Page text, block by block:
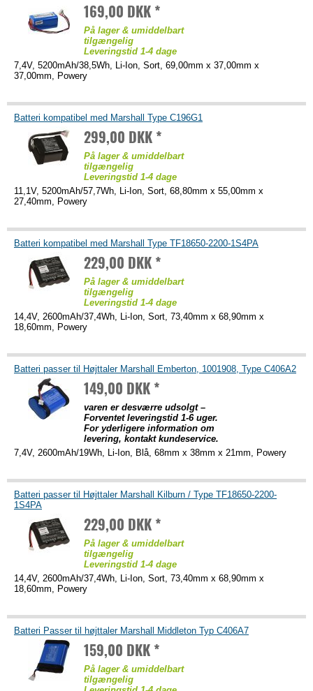
169,00 DKK *
På lager & umiddelbart
tilgængelig
Leveringstid 1-4 dage
7,4V, 5200mAh/38,5Wh, Li-Ion, Sort, 69,00mm x 37,00mm x
37,00mm, Powery
Batteri kompatibel med Marshall Type C196G1
299,00 DKK *
På lager & umiddelbart
tilgængelig
Leveringstid 1-4 dage
11,1V, 5200mAh/57,7Wh, Li-Ion, Sort, 68,80mm x 55,00mm x
27,40mm, Powery
Batteri kompatibel med Marshall Type TF18650-2200-1S4PA
229,00 DKK *
På lager & umiddelbart
tilgængelig
Leveringstid 1-4 dage
14,4V, 2600mAh/37,4Wh, Li-Ion, Sort, 73,40mm x 68,90mm x
18,60mm, Powery
Batteri passer til Højttaler Marshall Emberton, 1001908, Type C406A2
149,00 DKK *
varen er desværre udsolgt –
Forventet leveringstid 1-6 uger.
For yderligere information om
levering, kontakt kundeservice.
7,4V, 2600mAh/19Wh, Li-Ion, Blå, 68mm x 38mm x 21mm, Powery
Batteri passer til Højttaler Marshall Kilburn / Type TF18650-2200-
1S4PA
229,00 DKK *
På lager & umiddelbart
tilgængelig
Leveringstid 1-4 dage
14,4V, 2600mAh/37,4Wh, Li-Ion, Sort, 73,40mm x 68,90mm x
18,60mm, Powery
Batteri Passer til højttaler Marshall Middleton Typ C406A7
159,00 DKK *
På lager & umiddelbart
tilgængelig